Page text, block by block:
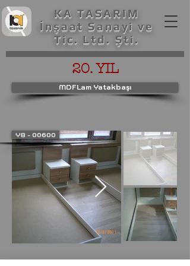
KA TASARIM
İnşaat Sanayi ve
Tic. Ltd. Şti.
20. YIL
MDFLam Yatakbaşı
YB - 00600